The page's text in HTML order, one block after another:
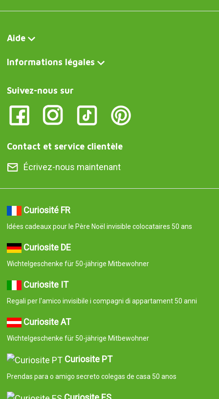
Aide
Informations légales
Suivez-nous sur
Contact et service clientèle
Écrivez-nous maintenant
Curiosité FR
Idées cadeaux pour le Père Noël invisible colocataires 50 ans
Curiosite DE
Wichtelgeschenke für 50-jährige Mitbewohner
Curiosite IT
Regali per l'amico invisibile i compagni di appartament 50 anni
Curiosite AT
Wichtelgeschenke für 50-jährige Mitbewohner
Curiosite PT
Prendas para o amigo secreto colegas de casa 50 anos